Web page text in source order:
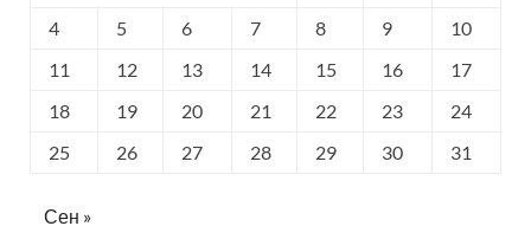
4
5 6 7 8 9
10
11
12 13 14 15 16
17
18
19 20 21 22 23
24
25
26 27 28 29 30 31
Сен »